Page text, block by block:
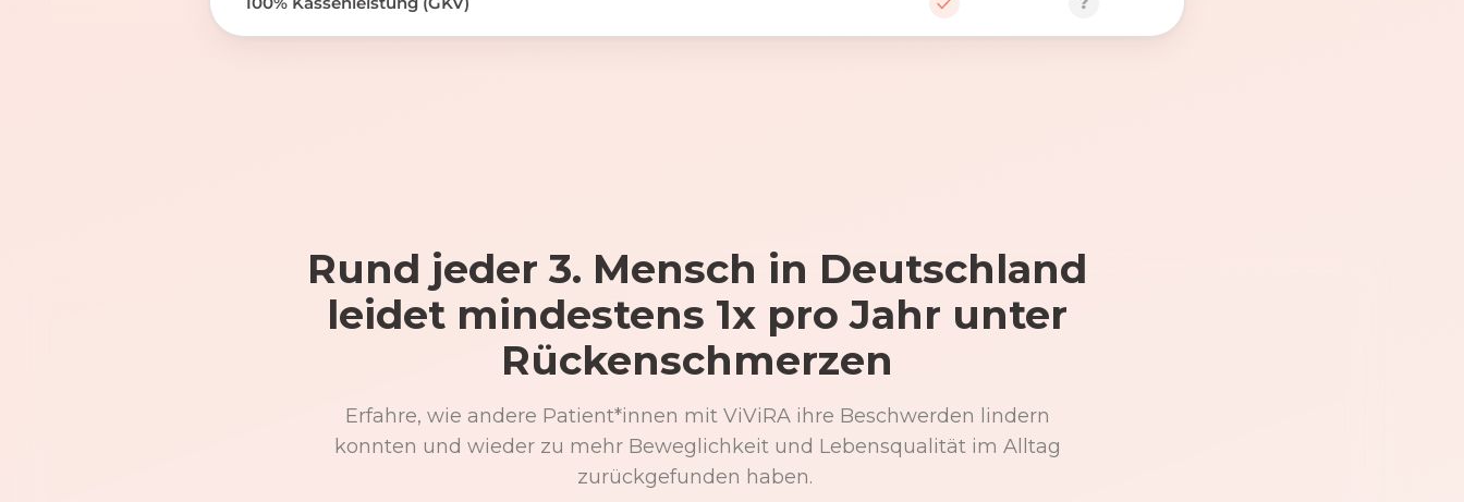
Rund jeder 3. Mensch in Deutschland
leidet mindestens 1x pro Jahr unter
Rückenschmerzen
Erfahre, wie andere Patient*innen mit ViViRA ihre Beschwerden lindern
konnten und wieder zu mehr Beweglichkeit und Lebensqualität im Alltag
zurückgefunden haben.